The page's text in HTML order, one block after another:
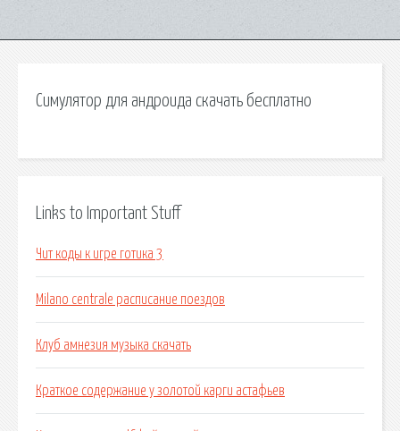
Симулятор для андроида скачать бесплатно
Links to Important Stuff
Чит коды к игре готика 3
Milano centrale расписание поездов
Клуб амнезия музыка скачать
Краткое содержание у золотой карги астафьев